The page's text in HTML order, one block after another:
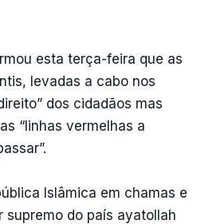
esta terça-feira que as
levadas a cabo nos
dos cidadãos mas
“linhas vermelhas a
Islâmica em chamas e
supremo do país ayatollah